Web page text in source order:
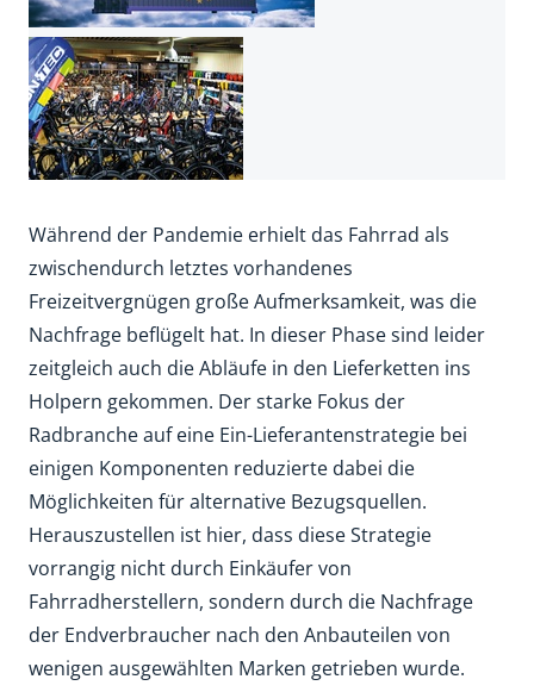
Während der Pandemie erhielt das Fahrrad als
zwischendurch letztes vorhandenes
Freizeitvergnügen große Aufmerksamkeit, was die
Nachfrage beflügelt hat. In dieser Phase sind leider
zeitgleich auch die Abläufe in den Lieferketten ins
Holpern gekommen. Der starke Fokus der
Radbranche auf eine Ein-Lieferantenstrategie bei
einigen Komponenten reduzierte dabei die
Möglichkeiten für alternative Bezugsquellen.
Herauszustellen ist hier, dass diese Strategie
vorrangig nicht durch Einkäufer von
Fahrradherstellern, sondern durch die Nachfrage
der Endverbraucher nach den Anbauteilen von
wenigen ausgewählten Marken getrieben wurde.